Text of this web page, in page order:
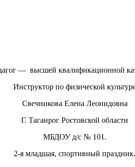
— высшей квалификационной
Инструктор по физической
Свечникова Елена Леонидовна
Г. Таганрог Ростовской области
МБДОУ д/с № 101.
2-я младшая, спортивный праздник.